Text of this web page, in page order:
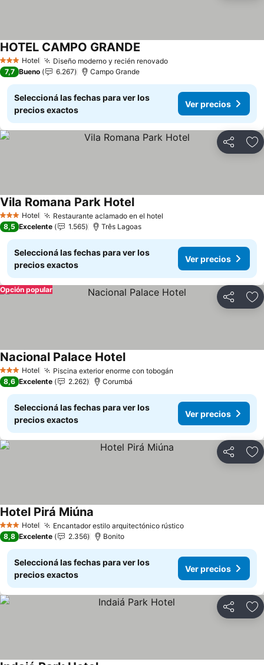
3 Estrellas
Hotel Diseño moderno y recién renovado
HOTEL CAMPO GRANDE
7,7 Bueno 6.267 Campo Grande
Seleccioná las fechas para ver los
precios exactos
Ver precios
Compartir
3 Estrellas
Hotel Restaurante aclamado en el hotel
Vila Romana Park Hotel
8,5 Excelente 1.565 Três Lagoas
Seleccioná las fechas para ver los
precios exactos
Ver precios
Compartir
Opción popular
3 Estrellas
Hotel Piscina exterior enorme con tobogán
Nacional Palace Hotel
8,6 Excelente 2.262 Corumbá
Seleccioná las fechas para ver los
precios exactos
Ver precios
Compartir
3 Estrellas
Hotel Encantador estilo arquitectónico rústico
Hotel Pirá Miúna
8,8 Excelente 2.356 Bonito
Seleccioná las fechas para ver los
precios exactos
Ver precios
Compartir